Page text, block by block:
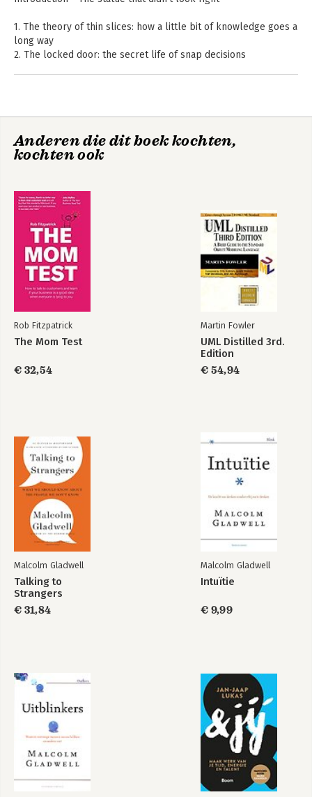
We moeten het
weer hebben over
Uitblinkers
Intuïtie
Outliers - The Story
Bekijk alle boeken
1. The theory of thin slices: how a little bit of knowledge goes a
long way
2. The locked door: the secret life of snap decisions
what they want
6. Seven seconds in the Bronx: the delicate art of mind reading
Notes
Acknowledgements
Index
Anderen die dit boek kochten,
kochten ook
Rob Fitzpatrick
The Mom Test
€ 32,54
Martin Fowler
UML Distilled 3rd.
Edition
€ 54,94
Malcolm Gladwell
Talking to
Strangers
€ 31,84
Malcolm Gladwell
Intuïtie
€ 9,99